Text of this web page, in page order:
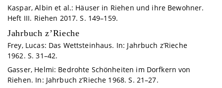
Kaspar, Albin et al.: Häuser in Riehen und ihre Bewohner.
Heft III. Riehen 2017. S. 149–159.
Jahrbuch z’Rieche
Frey, Lucas: Das Wettsteinhaus. In: Jahrbuch z’Rieche
1962. S. 31–42.
Gasser, Helmi: Bedrohte Schönheiten im Dorfkern von
Riehen. In: Jahrbuch z’Rieche 1968. S. 21–27.